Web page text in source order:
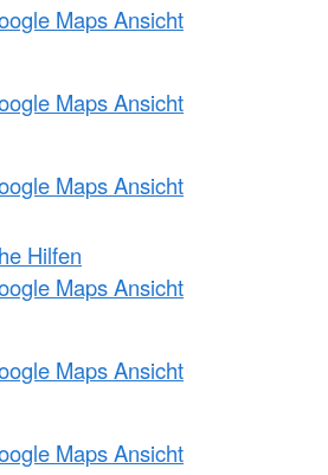
Maps Ansicht
Maps Ansicht
Maps Ansicht
Hilfen
Maps Ansicht
Maps Ansicht
Maps Ansicht